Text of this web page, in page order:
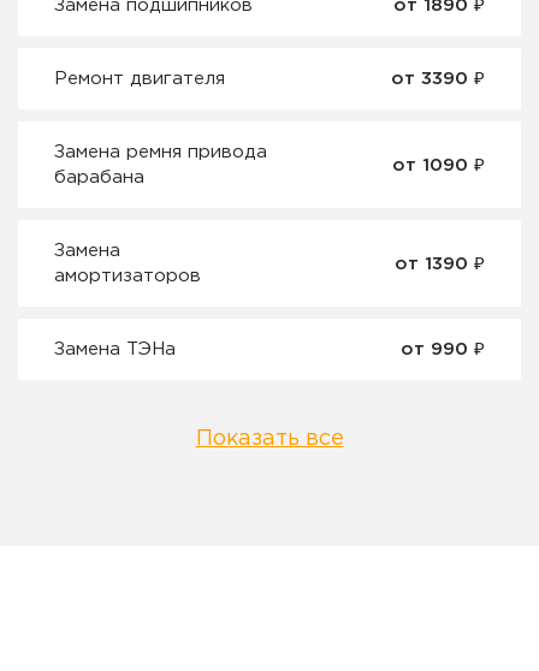
Замена подшипников от 1890 ₽
Ремонт двигателя от 3390 ₽
Замена ремня привода
барабана
от 1090 ₽
Замена
амортизаторов
от 1390 ₽
Замена ТЭНа от 990 ₽
Показать все